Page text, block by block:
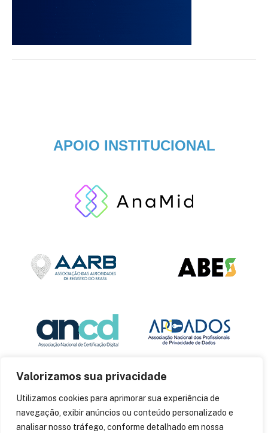
Valorizamos sua privacidade
Utilizamos cookies para aprimorar sua experiência de
navegação, exibir anúncios ou conteúdo personalizado e
analisar nosso tráfego, conforme detalhado em nossa
APOIO INSTITUCIONAL